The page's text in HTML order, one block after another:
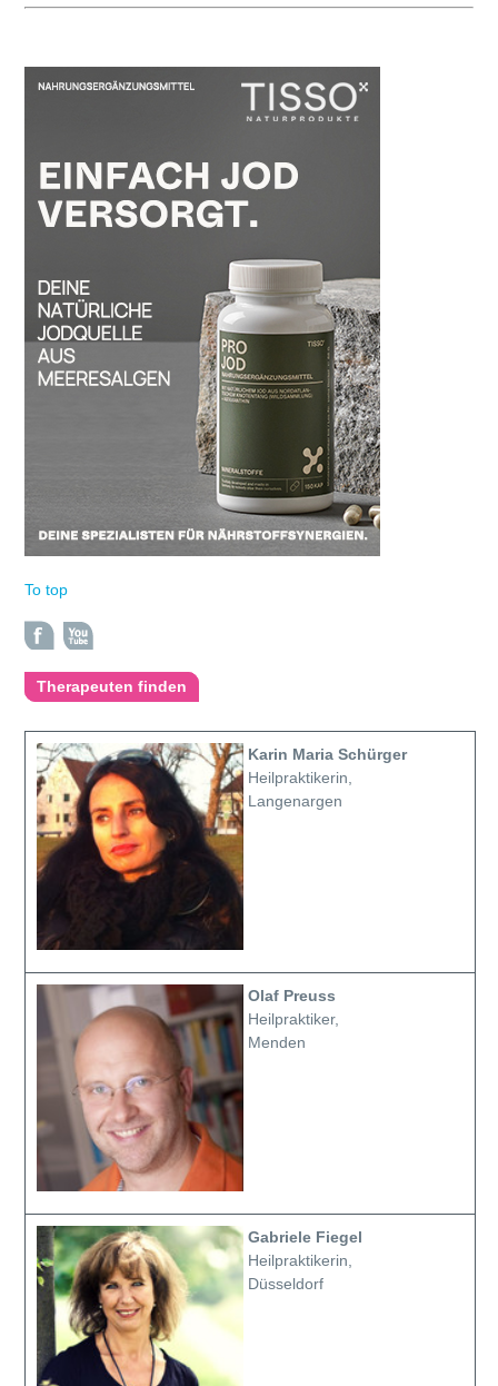
To top
Therapeuten finden
Karin Maria Schürger
Heilpraktikerin,
Langenargen
Olaf Preuss
Heilpraktiker,
Menden
Gabriele Fiegel
Heilpraktikerin,
Düsseldorf